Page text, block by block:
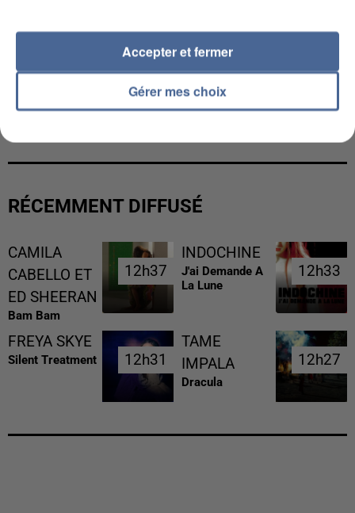
GABRIEL ATTAL ET RAPHAËL GLUCKSMANN
RÉCEMMENT DIFFUSÉ
CAMILA
CABELLO ET
ED SHEERAN
Bam Bam
12h37
12h37
INDOCHINE
J'ai Demande A
La Lune
12h33
12h33
FREYA SKYE
Silent Treatment 12h31
12h31
TAME
IMPALA
Dracula
12h27
12h27
Gérer mes choix
Accepter et fermer